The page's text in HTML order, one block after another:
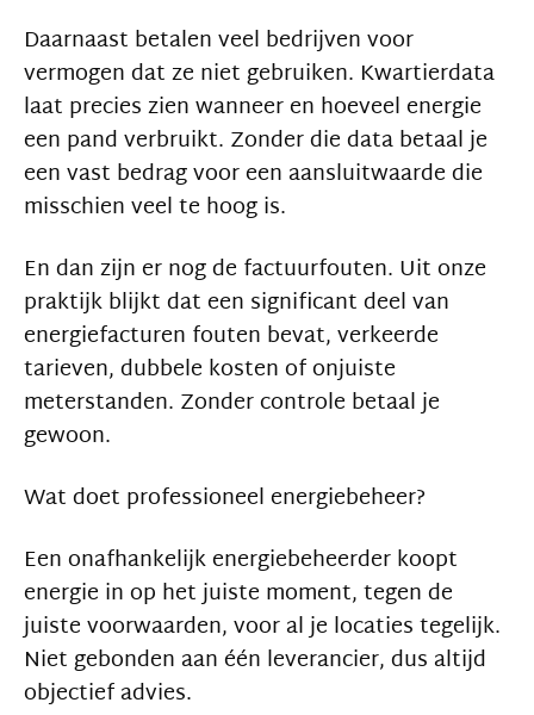
Daarnaast betalen veel bedrijven voor
vermogen dat ze niet gebruiken. Kwartierdata
laat precies zien wanneer en hoeveel energie
een pand verbruikt. Zonder die data betaal je
een vast bedrag voor een aansluitwaarde die
misschien veel te hoog is.
En dan zijn er nog de factuurfouten. Uit onze
praktijk blijkt dat een significant deel van
energiefacturen fouten bevat, verkeerde
tarieven, dubbele kosten of onjuiste
meterstanden. Zonder controle betaal je
gewoon.
Wat doet professioneel energiebeheer?
Een onafhankelijk energiebeheerder koopt
energie in op het juiste moment, tegen de
juiste voorwaarden, voor al je locaties tegelijk.
Niet gebonden aan één leverancier, dus altijd
objectief advies.